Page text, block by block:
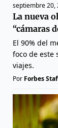
septiembre 20,
La nueva
“cámaras
El 90% del
foco de este
viajes.
Por Forbes